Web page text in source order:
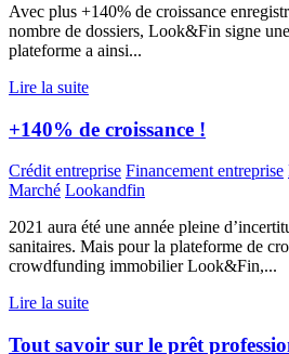
Avec plus +140% de croissance
nombre de dossiers, Look&Fin signe
plateforme a ainsi...
Lire la suite
+140% de croissance !
Crédit entreprise Financement entreprise
Marché Lookandfin
2021 aura été une année pleine
sanitaires. Mais pour la plateforme de
crowdfunding immobilier Look&Fin,...
Lire la suite
Tout savoir sur le prêt